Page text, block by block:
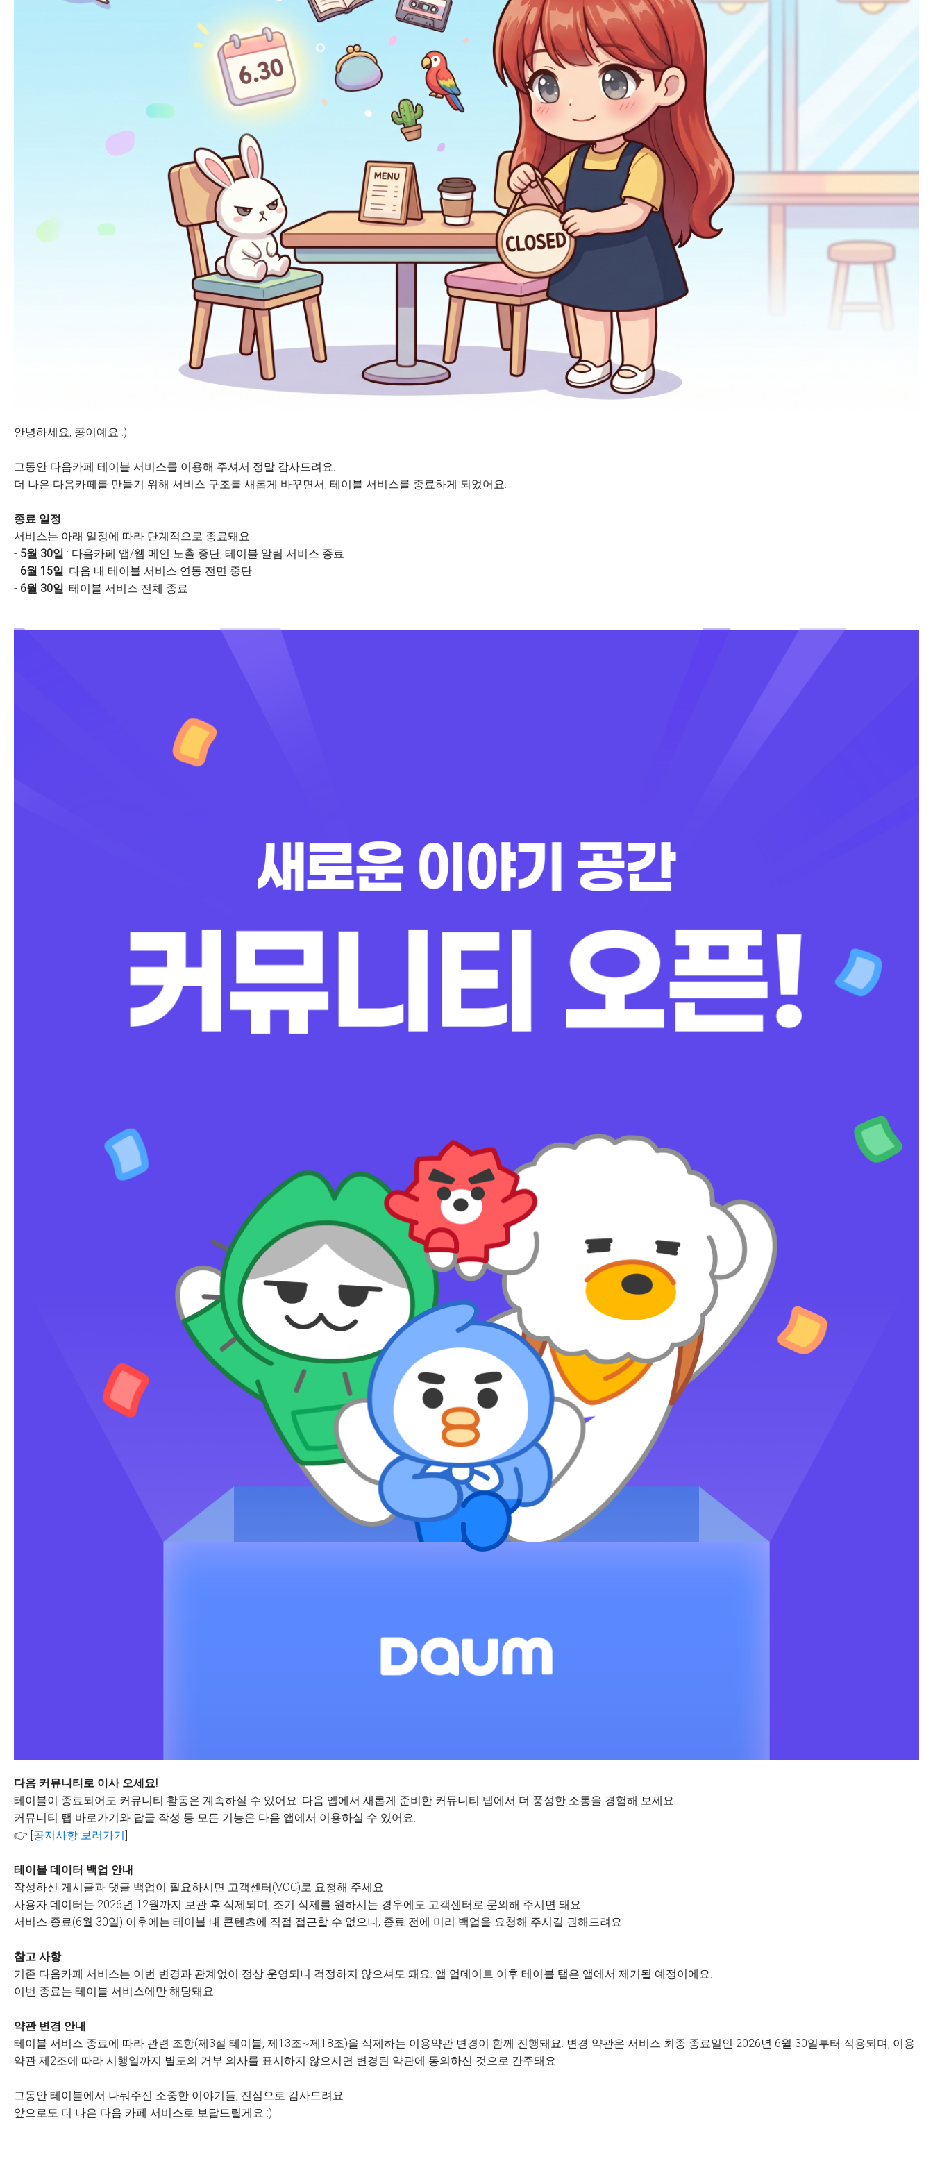
안녕하세요, 콩이예요 :)
그동안 다음카페 테이블 서비스를 이용해 주셔서 정말 감사드려요.
더 나은 다음카페를 만들기 위해 서비스 구조를 새롭게 바꾸면서, 테이블 서비스를 종료하게 되었어요.
종료 일정
서비스는 아래 일정에 따라 단계적으로 종료돼요.
- 5월 30일 : 다음카페 앱/웹 메인 노출 중단, 테이블 알림 서비스 종료
- 6월 15일: 다음 내 테이블 서비스 연동 전면 중단
- 6월 30일: 테이블 서비스 전체 종료
다음 커뮤니티로 이사 오세요!
테이블이 종료되어도 커뮤니티 활동은 계속하실 수 있어요. 다음 앱에서 새롭게 준비한 커뮤니티 탭에서 더 풍성한 소통을 경험해 보세요.
커뮤니티 탭 바로가기와 답글 작성 등 모든 기능은 다음 앱에서 이용하실 수 있어요.
👉 [공지사항 보러가기]
테이블 데이터 백업 안내
작성하신 게시글과 댓글 백업이 필요하시면 고객센터(VOC)로 요청해 주세요.
사용자 데이터는 2026년 12월까지 보관 후 삭제되며, 조기 삭제를 원하시는 경우에도 고객센터로 문의해 주시면 돼요.
서비스 종료(6월 30일) 이후에는 테이블 내 콘텐츠에 직접 접근할 수 없으니, 종료 전에 미리 백업을 요청해 주시길 권해드려요.
참고 사항
기존 다음카페 서비스는 이번 변경과 관계없이 정상 운영되니 걱정하지 않으셔도 돼요. 앱 업데이트 이후 테이블 탭은 앱에서 제거될 예정이에요.
이번 종료는 테이블 서비스에만 해당돼요.
약관 변경 안내
테이블 서비스 종료에 따라 관련 조항(제3절 테이블, 제13조~제18조)을 삭제하는 이용약관 변경이 함께 진행돼요. 변경 약관은 서비스 최종 종료일인 2026년 6월 30일부터 적용되며, 이용
약관 제2조에 따라 시행일까지 별도의 거부 의사를 표시하지 않으시면 변경된 약관에 동의하신 것으로 간주돼요.
그동안 테이블에서 나눠주신 소중한 이야기들, 진심으로 감사드려요.
앞으로도 더 나은 다음 카페 서비스로 보답드릴게요 :)